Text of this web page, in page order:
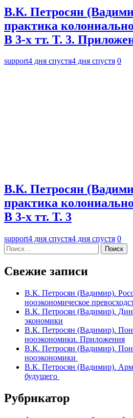
В.К. Петросян
практика
В 3-х тт. Т. 3.
support4 дня спустя4 дня спустя 0
В.К. Петросян
практика
В 3-х тт. Т. 3
support4 дня спустя4 дня спустя 0
Найти:
Свежие записи
В.К. Петросян (Вадимир).
нооэкономическое
В.К. Петросян (Вадимир).
экономики
В.К. Петросян (Вадимир).
нооэкономики. Приложения
В.К. Петросян (Вадимир).
нооэкономики
В.К. Петросян (Вадимир).
будущего
Рубрикатор